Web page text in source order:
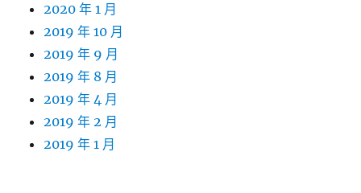
2020 年 1 月
2019 年 10 月
2019 年 9 月
2019 年 8 月
2019 年 4 月
2019 年 2 月
2019 年 1 月